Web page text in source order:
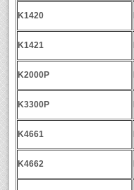
K1420
K1421
K2000P
K3300P
K4661
K4662